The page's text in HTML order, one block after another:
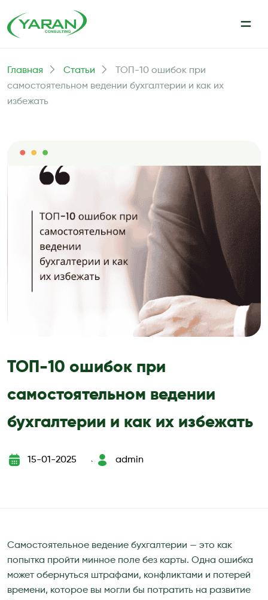
Главная Статьи
ТОП-10 ошибок при
самостоятельном ведении бухгалтерии и как их
избежать
ТОП-10 ошибок при
самостоятельном ведении
бухгалтерии и как их избежать
15-01-2025
`
admin
Самостоятельное ведение бухгалтерии — это как
попытка пройти минное поле без карты. Одна ошибка
может обернуться штрафами, конфликтами и потерей
времени, которое вы могли бы потратить на развитие